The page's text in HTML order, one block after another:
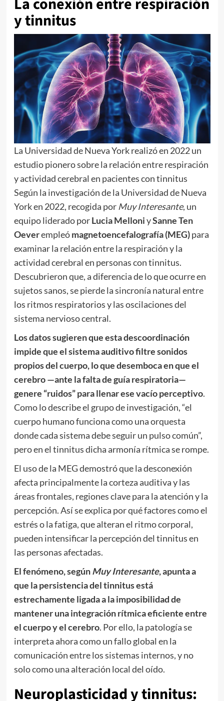
y tinnitus
La Universidad de Nueva York realizó en 2022 un
estudio pionero sobre la relación entre respiración
y actividad cerebral en pacientes con tinnitus
Según la investigación de la Universidad de Nueva
York en 2022, recogida por Muy Interesante, un
equipo liderado porLucia MelloniySanne Ten
Oeverempleómagnetoencefalografía (MEG)para
examinar la relación entre la respiración y la
actividad cerebral en personas con tinnitus.
Descubrieron que, a diferencia de lo que ocurre en
sujetos sanos, se pierde la sincronía natural entre
los ritmos respiratorios y las oscilaciones del
sistema nervioso central.
Los datos sugieren que esta descoordinación
impide que el sistema auditivo filtre sonidos
propios del cuerpo, lo que desemboca en que el
cerebro —ante la falta de guía respiratoria—
genere “ruidos” para llenar ese vacío perceptivo.
Como lo describe el grupo de investigación, “el
cuerpo humano funciona como una orquesta
donde cada sistema debe seguir un pulso común”,
pero en el tinnitus dicha armonía rítmica se rompe.
El uso de la MEG demostró que la desconexión
afecta principalmente la corteza auditiva y las
áreas frontales, regiones clave para la atención y la
percepción. Así se explica por qué factores como el
estrés o la fatiga, que alteran el ritmo corporal,
pueden intensificar la percepción del tinnitus en
las personas afectadas.
El fenómeno, segúnMuy Interesante, apunta a
que la persistencia del tinnitus está
estrechamente ligada a la imposibilidad de
mantener una integración rítmica eficiente entre
el cuerpo y el cerebro. Por ello, la patología se
interpreta ahora como un fallo global en la
comunicación entre los sistemas internos, y no
solo como una alteración local del oído.
Neuroplasticidad y tinnitus: